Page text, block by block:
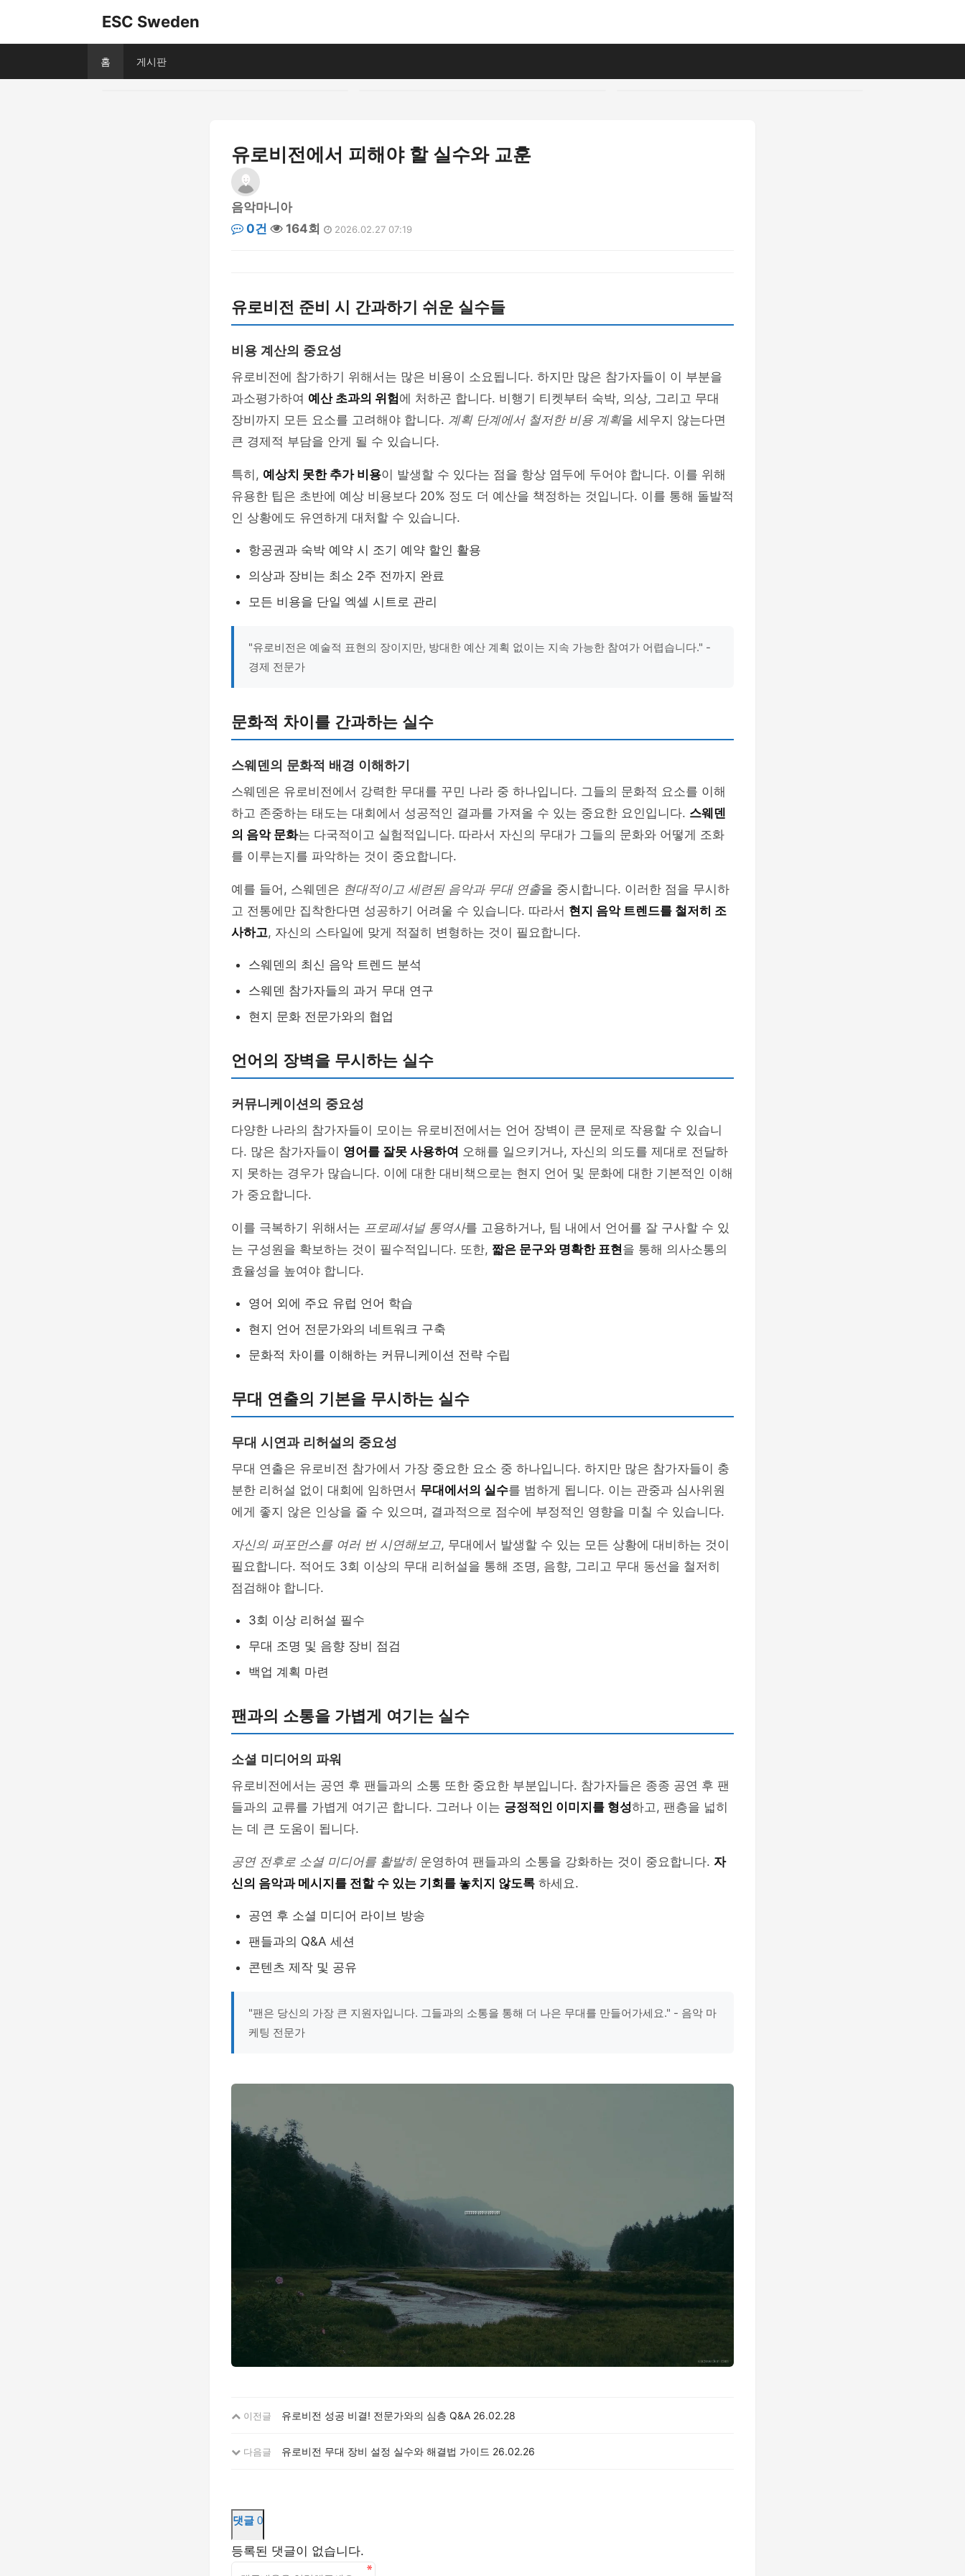
ESC Sweden
홈 게시판
유로비전에서 피해야 할 실수와 교훈
음악마니아
0건
164회 2026.02.27 07:19
유로비전 준비 시 간과하기 쉬운 실수들
비용 계산의 중요성
유로비전에 참가하기 위해서는 많은 비용이 소요됩니다. 하지만 많은 참가자들이 이 부분을
과소평가하여 예산 초과의 위험에 처하곤 합니다. 비행기 티켓부터 숙박, 의상, 그리고 무대
장비까지 모든 요소를 고려해야 합니다. 계획 단계에서 철저한 비용 계획을 세우지 않는다면
큰 경제적 부담을 안게 될 수 있습니다.
특히, 예상치 못한 추가 비용이 발생할 수 있다는 점을 항상 염두에 두어야 합니다. 이를 위해
유용한 팁은 초반에 예상 비용보다 20% 정도 더 예산을 책정하는 것입니다. 이를 통해 돌발적
인 상황에도 유연하게 대처할 수 있습니다.
항공권과 숙박 예약 시 조기 예약 할인 활용
의상과 장비는 최소 2주 전까지 완료
모든 비용을 단일 엑셀 시트로 관리
"유로비전은 예술적 표현의 장이지만, 방대한 예산 계획 없이는 지속 가능한 참여가 어렵습니다." -
경제 전문가
문화적 차이를 간과하는 실수
스웨덴의 문화적 배경 이해하기
스웨덴은 유로비전에서 강력한 무대를 꾸민 나라 중 하나입니다. 그들의 문화적 요소를 이해
하고 존중하는 태도는 대회에서 성공적인 결과를 가져올 수 있는 중요한 요인입니다. 스웨덴
의 음악 문화는 다국적이고 실험적입니다. 따라서 자신의 무대가 그들의 문화와 어떻게 조화
를 이루는지를 파악하는 것이 중요합니다.
예를 들어, 스웨덴은 현대적이고 세련된 음악과 무대 연출을 중시합니다. 이러한 점을 무시하
고 전통에만 집착한다면 성공하기 어려울 수 있습니다. 따라서 현지 음악 트렌드를 철저히 조
사하고, 자신의 스타일에 맞게 적절히 변형하는 것이 필요합니다.
스웨덴의 최신 음악 트렌드 분석
스웨덴 참가자들의 과거 무대 연구
현지 문화 전문가와의 협업
언어의 장벽을 무시하는 실수
커뮤니케이션의 중요성
다양한 나라의 참가자들이 모이는 유로비전에서는 언어 장벽이 큰 문제로 작용할 수 있습니
다. 많은 참가자들이 영어를 잘못 사용하여 오해를 일으키거나, 자신의 의도를 제대로 전달하
지 못하는 경우가 많습니다. 이에 대한 대비책으로는 현지 언어 및 문화에 대한 기본적인 이해
가 중요합니다.
이를 극복하기 위해서는 프로페셔널 통역사를 고용하거나, 팀 내에서 언어를 잘 구사할 수 있
는 구성원을 확보하는 것이 필수적입니다. 또한, 짧은 문구와 명확한 표현을 통해 의사소통의
효율성을 높여야 합니다.
영어 외에 주요 유럽 언어 학습
현지 언어 전문가와의 네트워크 구축
문화적 차이를 이해하는 커뮤니케이션 전략 수립
무대 연출의 기본을 무시하는 실수
무대 시연과 리허설의 중요성
무대 연출은 유로비전 참가에서 가장 중요한 요소 중 하나입니다. 하지만 많은 참가자들이 충
분한 리허설 없이 대회에 임하면서 무대에서의 실수를 범하게 됩니다. 이는 관중과 심사위원
에게 좋지 않은 인상을 줄 수 있으며, 결과적으로 점수에 부정적인 영향을 미칠 수 있습니다.
자신의 퍼포먼스를 여러 번 시연해보고, 무대에서 발생할 수 있는 모든 상황에 대비하는 것이
필요합니다. 적어도 3회 이상의 무대 리허설을 통해 조명, 음향, 그리고 무대 동선을 철저히
점검해야 합니다.
3회 이상 리허설 필수
무대 조명 및 음향 장비 점검
백업 계획 마련
팬과의 소통을 가볍게 여기는 실수
소셜 미디어의 파워
유로비전에서는 공연 후 팬들과의 소통 또한 중요한 부분입니다. 참가자들은 종종 공연 후 팬
들과의 교류를 가볍게 여기곤 합니다. 그러나 이는 긍정적인 이미지를 형성하고, 팬층을 넓히
는 데 큰 도움이 됩니다.
공연 전후로 소셜 미디어를 활발히운영하여 팬들과의 소통을 강화하는 것이 중요합니다. 자
신의 음악과 메시지를 전할 수 있는 기회를 놓치지 않도록 하세요.
공연 후 소셜 미디어 라이브 방송
팬들과의 Q&A 세션
콘텐츠 제작 및 공유
"팬은 당신의 가장 큰 지원자입니다. 그들과의 소통을 통해 더 나은 무대를 만들어가세요." - 음악 마
케팅 전문가
이전글 유로비전 성공 비결! 전문가와의 심층 Q&A 26.02.28
다음글 유로비전 무대 장비 설정 실수와 해결법 가이드 26.02.26
댓글 0
등록된 댓글이 없습니다.